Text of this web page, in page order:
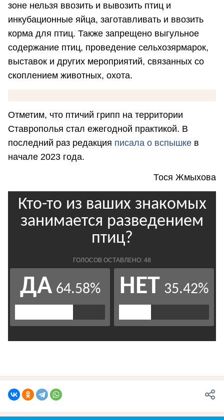
зоне нельзя ввозить и вывозить птиц и
инкубационные яйца, заготавливать и ввозить
корма для птиц. Также запрещено выгульное
содержание птиц, проведение сельхозярмарок,
выставок и других мероприятий, связанных со
скоплением животных, охота.
Отметим, что птичий грипп на территории
Ставрополья стал ежегодной практикой. В
последний раз редакция писала о вспышке в
начале 2023 года.
Тося Жмыхова